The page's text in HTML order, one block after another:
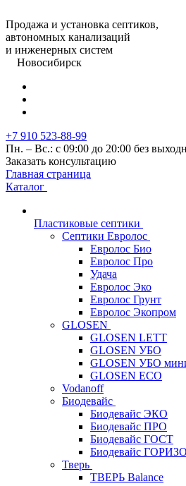
Продажа и установка септиков,
автономных канализаций
и инженерных систем
Новосибирск
+7 910 523-88-99
Пн. – Вс.: с 09:00 до 20:00 без
Заказать консультацию
Главная страница
Каталог
Пластиковые септики
Септики Евролос
Евролос Био
Евролос Про
Удача
Евролос Эко
Евролос Грунт
Евролос Экопром
GLOSEN
GLOSEN LETT
GLOSEN УБО
GLOSEN УБО
GLOSEN ECO
Vodanoff
Биодевайс
Биодевайс ЭКО
Биодевайс ПРО
Биодевайс ГОСТ
Биодевайс
Тверь
ТВЕРЬ Balance